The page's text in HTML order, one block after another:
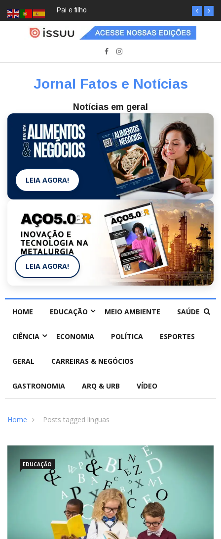
Pai e filho
Jornal Fatos e Notícias
Notícias em geral
LEIA AGORA!
LEIA AGORA!
HOME EDUCAÇÃO MEIO AMBIENTE SAÚDE
CIÊNCIA ECONOMIA POLÍTICA ESPORTES
GERAL CARREIRAS & NEGÓCIOS
GASTRONOMIA ARQ & URB VÍDEO
Home Posts tagged línguas
EDUCAÇÃO